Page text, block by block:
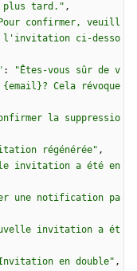
tard." ,
confirmer, veuill
l'invitation ci-desso
:
"Êtes-vous sûr de v
Cela révoque
la suppressio
régénérée" ,
invitation a été en
une notification pa
invitation a ét
en double" ,